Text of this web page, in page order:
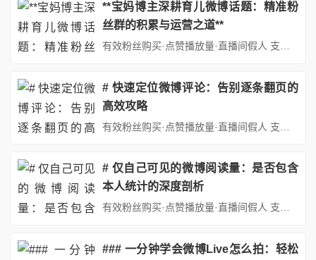
**宝妈博主深耕育儿微博话题：精准粉
丝群的积累与运营之道**
有效粉丝购买·点赞播放量·直播间假人 支持：抖音,快手,小红书,视频号,微博,B站,西瓜头条等各类自媒体平台。自助平台： http://www.fs688.com/ 在社交媒体蓬勃发展的今天，微博作为信息传播与交流的重要平台，汇聚了海量用户，其中育儿领域更是备受关注。对于宝妈博主而言，微博不仅是分享育儿经验、记录孩子成长点滴的温馨角落，更是积累精准粉丝群、实现个人价值...
# 快速定位微博评论：告别逐条翻页的
高效攻略
# 仅自己可见的微博阅读量：是否包含
本人统计的深度剖析
有效粉丝购买·点赞播放量·直播间假人 支持：抖音,快手,小红书,视频号,微博,B站,西瓜头条等各类自媒体平台。自助平台： http://www.fs688.com/ 在当今社交媒体高度发达的时代，微博作为一款极具影响力的社交平台，拥有庞大的用户群体。人们通过微博分享生活点滴、表达观点态度、关注社会热点。而微博的阅读量功能，就像是一个隐形的“人气标尺”，在一定程度上反映...
### 一分钟学会微博Live怎么拍：轻松